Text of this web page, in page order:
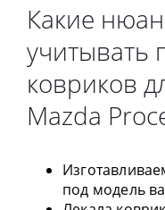
Какие
учитывать
ковриков
Mazda
под модель